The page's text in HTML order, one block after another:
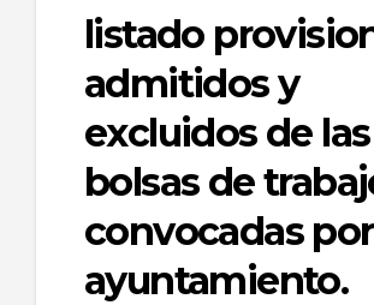
listado
admitidos y
excluidos de las
bolsas de
convocadas
ayuntamiento.